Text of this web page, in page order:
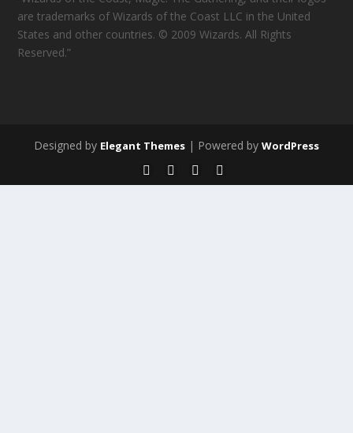
are trademarks of Wizards of the Coast LLC in the United
States and other countries. © 2009 Wizards. All Rights
Reserved.”
Designed by Elegant Themes | Powered by WordPress